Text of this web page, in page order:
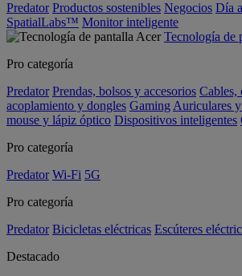
Predator Productos sostenibles Negocios Día
SpatialLabs™ Monitor inteligente
Tecnología de
Pro categoría
Predator Prendas, bolsos y accesorios Cables,
acoplamiento y dongles Gaming Auriculares
mouse y lápiz óptico Dispositivos inteligentes
Pro categoría
Predator Wi-Fi 5G
Pro categoría
Predator Bicicletas eléctricas Escúteres
Destacado